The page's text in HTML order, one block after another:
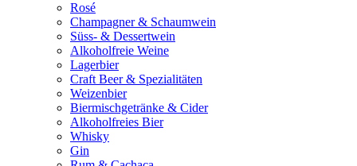
Rosé
Champagner & Schaumwein
Süss- & Dessertwein
Alkoholfreie Weine
Lagerbier
Craft Beer & Spezialitäten
Weizenbier
Biermischgetränke & Cider
Alkoholfreies Bier
Whisky
Gin